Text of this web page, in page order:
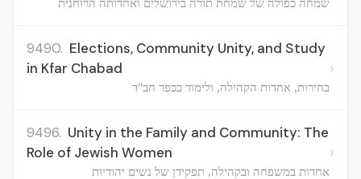
שמחה כפולה של שמחת תורה בירושלים ואחדותה הרוחנית
9490. Elections, Community Unity, and Study
in Kfar Chabad
בחירות, אחדות הקהילה, ולימוד בכפר חב"ד
›
9496. Unity in the Family and Community: The
Role of Jewish Women
אחדות במשפחה ובקהילה, תפקידן של נשים יהודיות
›